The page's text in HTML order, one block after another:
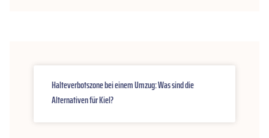
Halteverbotszone bei einem Umzug: Was sind die
Alternativen für Kiel?